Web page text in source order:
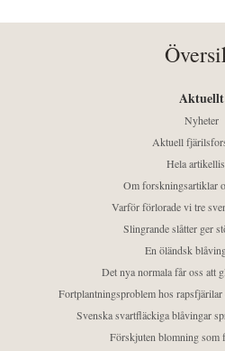
Aktuellt
Nyheter
Aktuell
Hela
Om forskningsartiklar
Varför förlorade vi tre
Slingrande slåtter ger
En öländsk
Det nya normala får oss att
Fortplantningsproblem hos
Svenska svartfläckiga blåvingar
Förskjuten blomning som